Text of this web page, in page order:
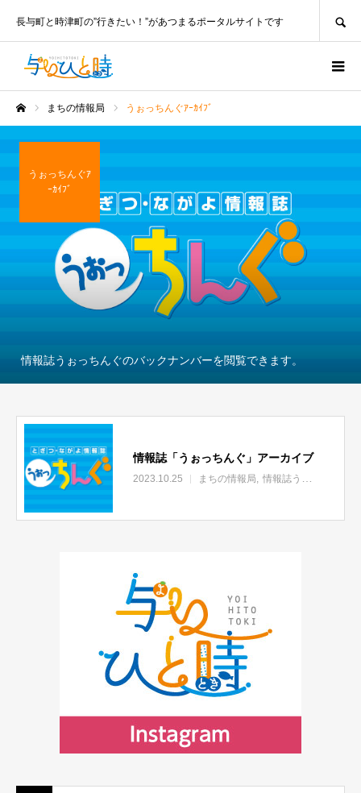
長与町と時津町の”行きたい！”があつまるポータルサイトです
まちの情報局 うぉっちんぐｱｰｶｲﾌﾞ
うぉっちんぐｱ
ｰｶｲﾌﾞ
情報誌うぉっちんぐのバックナンバーを閲覧できます。
情報誌「うぉっちんぐ」アーカイブ
2023.10.25 まちの情報局 情報誌うぉっちんぐ